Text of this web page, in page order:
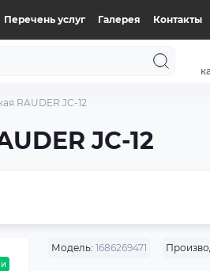
Перечень услуг Галерея Контакты
RAUDER JC-12
JC-12
Модель: 1686269471